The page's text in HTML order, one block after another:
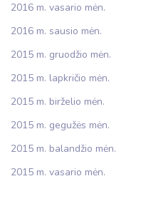
2016 m. vasario mėn.
2016 m. sausio mėn.
2015 m. gruodžio mėn.
2015 m. lapkričio mėn.
2015 m. birželio mėn.
2015 m. gegužės mėn.
2015 m. balandžio mėn.
2015 m. vasario mėn.